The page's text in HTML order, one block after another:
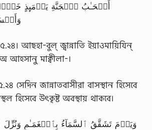
أَصۡحَـٰبُ ٱلۡجَنَّةِ يَوۡمَٮِٕذٍ
আছ্হা-বুল্ জ্বান্নাতি ইয়াওমায়িযিন্
অ আহ্সানু মাক্বীলা-।
সেদিন জান্নাতবাসীরা বাসস্থান হিসেবে
হিসেবে উৎকৃষ্ট অবস্থায় থাকবে।
وَيَوۡمَ تَشَقَّقُ ٱلسَّمَآءُ بِٱلۡغَمَـٰمِ وَنُزِّلَ